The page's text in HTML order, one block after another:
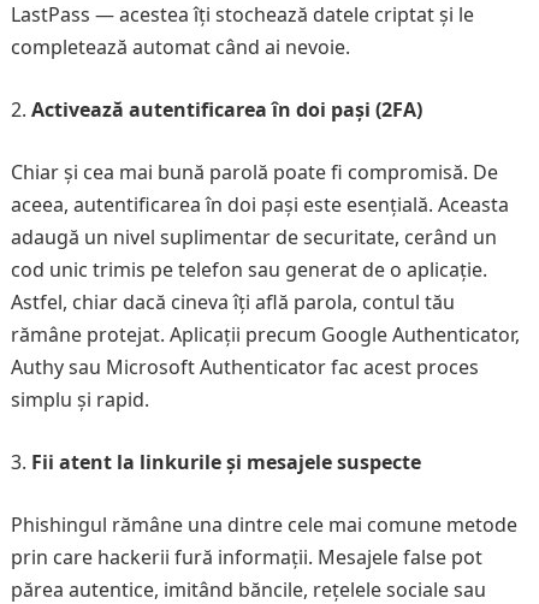
LastPass — acestea îți stochează datele criptat și le
completează automat când ai nevoie.
Activează autentificarea în doi pași (2FA)
Chiar și cea mai bună parolă poate fi compromisă. De
aceea, autentificarea în doi pași este esențială. Aceasta
adaugă un nivel suplimentar de securitate, cerând un
cod unic trimis pe telefon sau generat de o aplicație.
Astfel, chiar dacă cineva îți află parola, contul tău
rămâne protejat. Aplicații precum Google Authenticator,
Authy sau Microsoft Authenticator fac acest proces
simplu și rapid.
Fii atent la linkurile și mesajele suspecte
Phishingul rămâne una dintre cele mai comune metode
prin care hackerii fură informații. Mesajele false pot
părea autentice, imitând băncile, rețelele sociale sau